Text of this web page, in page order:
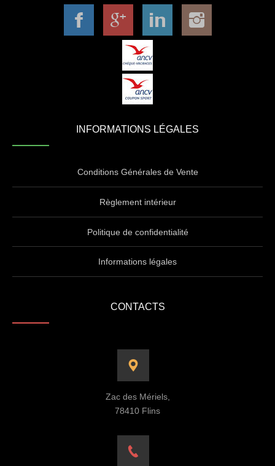
INFORMATIONS LÉGALES
Conditions Générales de Vente
Règlement intérieur
Politique de confidentialité
Informations légales
CONTACTS
Zac des Mériels,
78410 Flins